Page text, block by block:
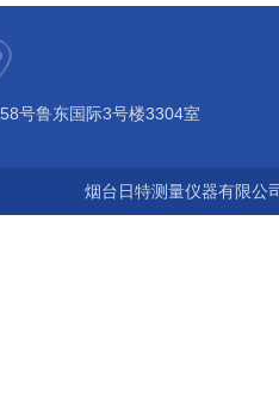
号鲁东国际3号楼3304室
烟台日特测量仪器有限